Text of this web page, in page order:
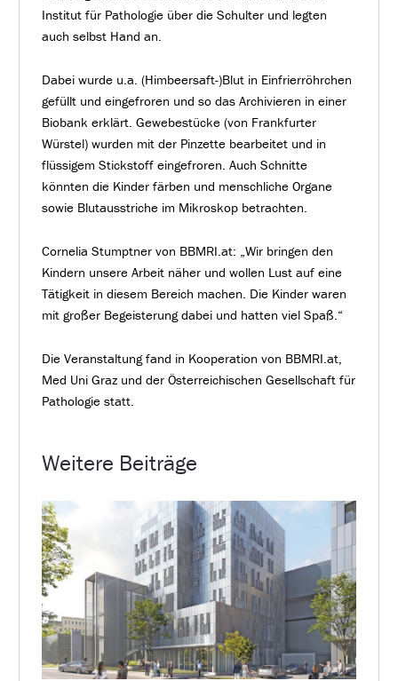
Institut für Pathologie über die Schulter und legten
auch selbst Hand an.
Dabei wurde u.a. (Himbeersaft-)Blut in Einfrierröhrchen
gefüllt und eingefroren und so das Archivieren in einer
Biobank erklärt. Gewebestücke (von Frankfurter
Würstel) wurden mit der Pinzette bearbeitet und in
flüssigem Stickstoff eingefroren. Auch Schnitte
könnten die Kinder färben und menschliche Organe
sowie Blutausstriche im Mikroskop betrachten.
Cornelia Stumptner von BBMRI.at: „Wir bringen den
Kindern unsere Arbeit näher und wollen Lust auf eine
Tätigkeit in diesem Bereich machen. Die Kinder waren
mit großer Begeisterung dabei und hatten viel Spaß.“
Die Veranstaltung fand in Kooperation von BBMRI.at,
Med Uni Graz und der Österreichischen Gesellschaft für
Pathologie statt.
Weitere Beiträge